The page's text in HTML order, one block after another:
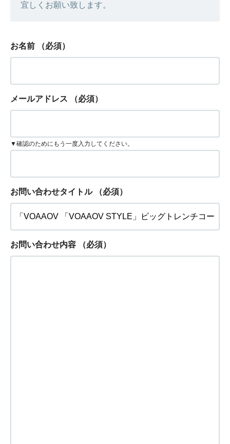
宜しくお願い致します。
お名前 （必須）
メールアドレス （必須）
▼確認のためにもう一度入力してください。
お問い合わせタイトル （必須）
お問い合わせ内容 （必須）